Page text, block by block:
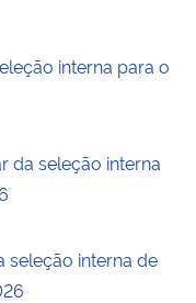
interna para o
da seleção interna
seleção interna de